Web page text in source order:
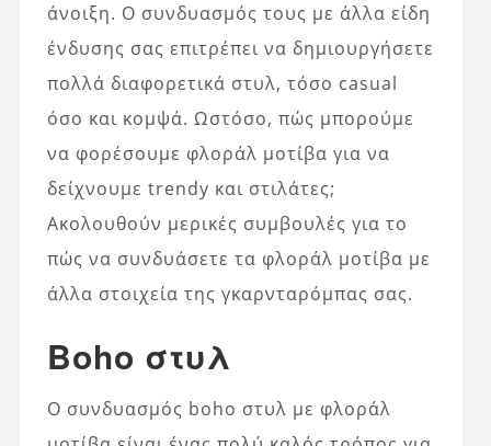
άνοιξη. Ο συνδυασμός τους με άλλα είδη
ένδυσης σας επιτρέπει να δημιουργήσετε
πολλά διαφορετικά στυλ, τόσο casual
όσο και κομψά. Ωστόσο, πώς μπορούμε
να φορέσουμε φλοράλ μοτίβα για να
δείχνουμε trendy και στιλάτες;
Ακολουθούν μερικές συμβουλές για το
πώς να συνδυάσετε τα φλοράλ μοτίβα με
άλλα στοιχεία της γκαρνταρόμπας σας.
Boho στυλ
Ο συνδυασμός boho στυλ με φλοράλ